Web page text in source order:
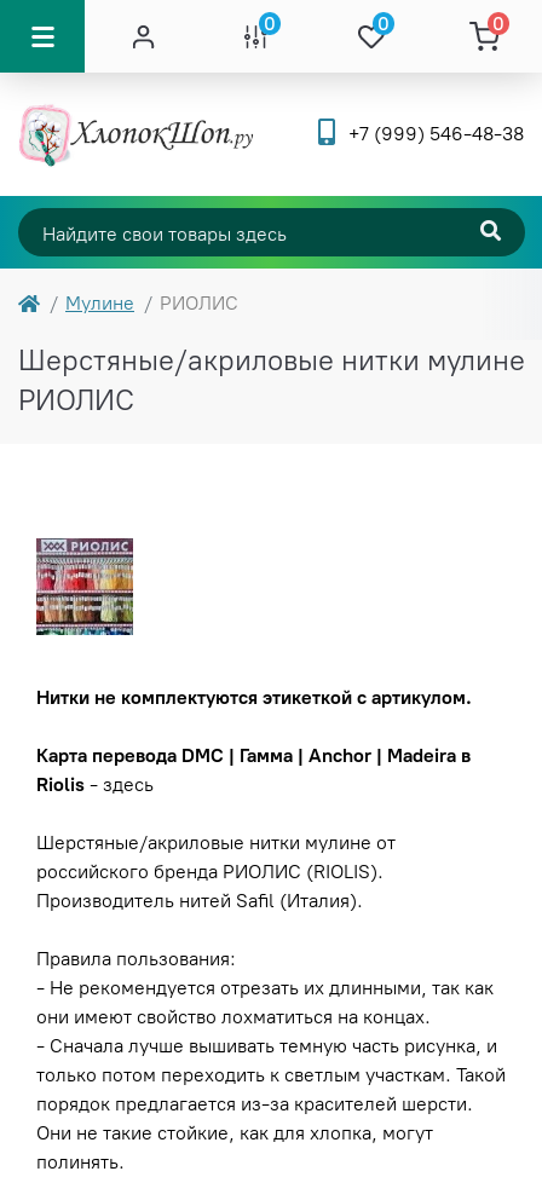
0 0 0
+7 (999) 546-48-38
Мулине РИОЛИС
Шерстяные/акриловые нитки мулине
РИОЛИС
Нитки не комплектуются этикеткой с артикулом.
Карта перевода DMC | Гамма | Anchor | Madeira в
Riolis - здесь
Шерстяные/акриловые нитки мулине от
российского бренда РИОЛИС (RIOLIS).
Производитель нитей Safil (Италия).
Правила пользования:
- Не рекомендуется отрезать их длинными, так как
они имеют свойство лохматиться на концах.
- Сначала лучше вышивать темную часть рисунка, и
только потом переходить к светлым участкам. Такой
порядок предлагается из-за красителей шерсти.
Они не такие стойкие, как для хлопка, могут
полинять.